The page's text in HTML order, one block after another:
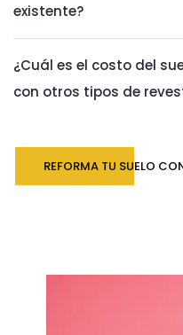
existente?
¿Cuál es el costo del
con otros tipos de
REFORMA TU SUELO